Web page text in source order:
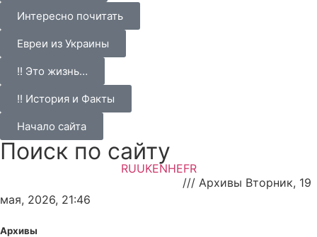
Интересно почитать
Евреи из Украины
!! Это жизнь…
!! История и Факты
Начало сайта
Поиск по сайту
RUUKENHEFR
/// Архивы Вторник, 19
мая, 2026, 21:46
Архивы